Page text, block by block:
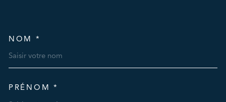
NOM *
PRÉNOM *